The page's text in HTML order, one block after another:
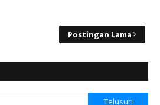
Postingan Lama